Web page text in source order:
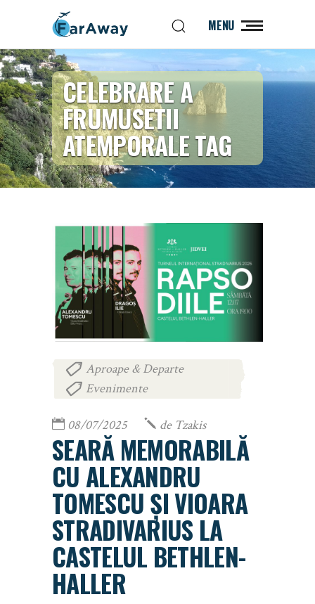
MENU
CELEBRARE A
FRUMUSETII
ATEMPORALE TAG
Aproape & Departe
Evenimente
08/07/2025 de Tzakis
SEARĂ MEMORABILĂ
CU ALEXANDRU
TOMESCU ȘI VIOARA
STRADIVARIUS LA
CASTELUL BETHLEN-
HALLER